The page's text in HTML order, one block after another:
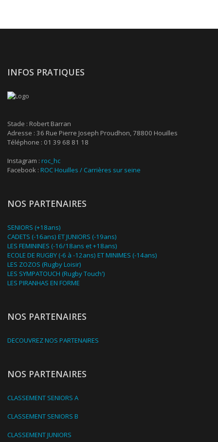
INFOS PRATIQUES
Stade : Robert Barran
Adresse : 36 Rue Pierre Joseph Proudhon, 78800 Houilles
Téléphone : 01 39 68 81 18
Instagram : roc_hc
Facebook : ROC Houilles / Carrières sur seine
NOS PARTENAIRES
SENIORS (+18ans)
CADETS (-16ans) ET JUNIORS (-19ans)
LES FEMININES (-16/18ans et +18ans)
ECOLE DE RUGBY (-6 à -12ans) ET MINIMES (-14ans)
LES ZOZOS (Rugby Loisir)
LES SYMPATOUCH (Rugby Touch')
LES PIRANHAS EN FORME
NOS PARTENAIRES
DECOUVREZ NOS PARTENAIRES
NOS PARTENAIRES
CLASSEMENT SENIORS A
CLASSEMENT SENIORS B
CLASSEMENT JUNIORS